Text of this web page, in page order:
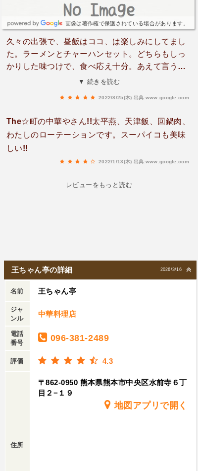
画像は著作権で保護されている場合があります。
久々の出張で、昼飯はココ、は楽しみにしてまし
た。ラーメンとチャーハンセット。どちらもしっ
かりした味つけで、食べ応え十分。あえて言うな
ら、麺が少し柔かったかなぁ。ピークを過ぎた時
心が温まったなぁ。
▼ 続きを読む
2022/8/25(木) 出典:www.google.com
The☆町の中華やさん!!太平燕、天津飯、回鍋肉、
わたしのローテーションです。スーパイコも美味
しい!!
2022/1/13(木) 出典:www.google.com
レビューをもっと読む
2026/3/16
王ちゃん亭の詳細
名前 王ちゃん亭
ジャ
ンル
中華料理店
電話
番号
096-381-2489
評価 4.3
住所
〒862-0950 熊本県熊本市中央区水前寺６丁
目２−１９
地図アプリで開く